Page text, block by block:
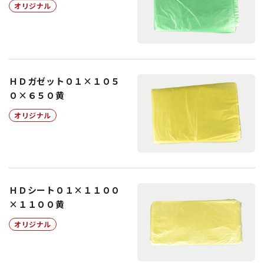
オリジナル
ＨＤガゼット０１×１０５
０×６５０黄
オリジナル
ＨＤシート０１×１１００
×１１００黄
オリジナル